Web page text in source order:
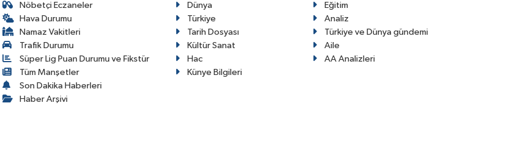
Nöbetçi Eczaneler
Hava Durumu
Namaz Vakitleri
Trafik Durumu
Süper Lig Puan Durumu ve Fikstür
Tüm Manşetler
Son Dakika Haberleri
Haber Arşivi
Dünya
Eğitim
Türkiye
Analiz
Tarih Dosyası
Türkiye ve Dünya gündemi
Kültür Sanat
Aile
Hac
AA Analizleri
Künye Bilgileri